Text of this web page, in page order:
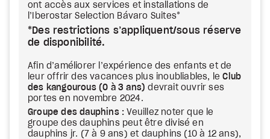
ont accès aux services et installations de
l’Iberostar Selection Bávaro Suites*
*Des restrictions s’appliquent/sous réserve
de disponibilité.
Afin d’améliorer l’expérience des enfants et de
leur offrir des vacances plus inoubliables, leClub
des kangourous (0 à 3 ans) devrait ouvrir ses
portes en novembre 2024.
Groupe des dauphins : Veuillez noter que le
groupe des dauphins peut être divisé en
dauphins jr. (7 à 9 ans) et dauphins (10 à 12 ans),